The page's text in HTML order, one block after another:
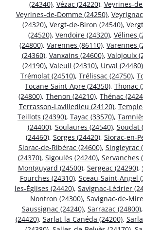
(24340), Vézac (24220), Veyrines-
Veyrines-de-Domme (24250),
(24320), Vergt-de-Biron (24540),
(24520), Vendoire (24320), Vélines
(24800), Varennes (86110), Varennes
(24360), Vanxains (24600), Valojoulx
(24190), Valeuil (24310), Urval (24480)
Trémolat (24510), Trélissac (24750),
Tocane-Saint-Apre (24350), Thonac
(24800), Thenon (24210), Thénac
Terrasson-Lavilledieu (24120),
Teillots (24390), Tayac (33570),
(24400), Soulaures (24540), Soudat
(24460), Sorges (24420), Siorac-en-
Siorac-de-Ribérac (24600), Singleyrac
(24370), Sigoulès (24240), Servanches
Montguyard (24500), Sergeac (24290),
Fourches (24310), Sceau-Saint-Angel
les-Églises (24420), Savignac-Lédrier
Nontron (24300), Savignac-de-
Saussignac (24240), Sarrazac (24800),
(24420), Sarlat-la-Canéda (24200),